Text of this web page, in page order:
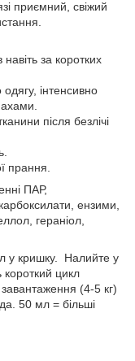
приємний, свіжий
за коротких
інтенсивно
після безлічі
прання.
ПАР,
ензими,
гераніол,
у кришку. Налийте у
короткий цикл
(4-5 кг)
50 мл = більші